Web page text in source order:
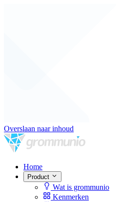
Overslaan naar inhoud
Home
Product
Wat is grommunio
Kenmerken